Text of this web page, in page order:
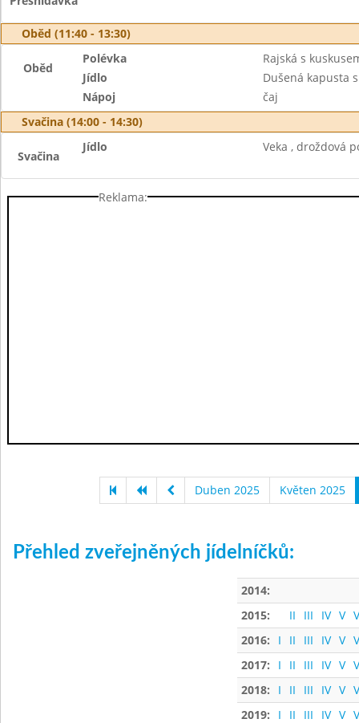
Oběd (11:40 - 13:30)
Oběd
Polévka
Rajská s
Jídlo
Dušená kapusta
Nápoj
čaj
Svačina (14:00 - 14:30)
Svačina
Jídlo Veka , droždová
Reklama:
Duben 2025 Květen 2025
Přehled zveřejněných jídelníčků:
2014:
2015:
II III IV V
2016:
I II III IV V
2017:
I II III IV V
2018:
I II III IV V
2019:
I II III IV V